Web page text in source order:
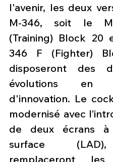
l'avenir, les deux
M-346, soit le
(Training) Block 20
346 F (Fighter)
disposeront des
évolutions en
d'innovation. Le
modernisé avec
de deux écrans à
surface
remplaceront les